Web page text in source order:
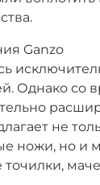
Ganzo
Однако со
не
ножи, но и